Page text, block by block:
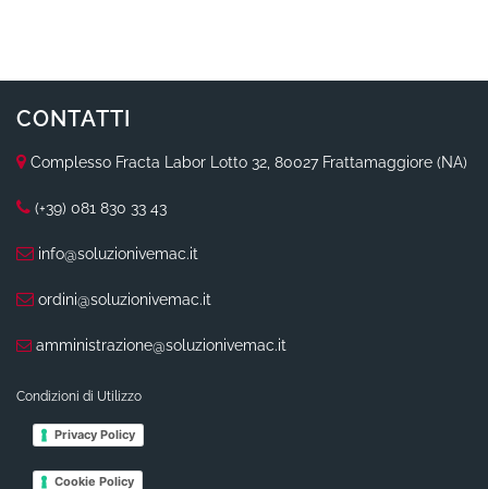
CONTATTI
Complesso Fracta Labor Lotto 32, 80027 Frattamaggiore (NA)
(+39) 081 830 33 43
info@soluzionivemac.it
ordini@soluzionivemac.it
amministrazione@soluzionivemac.it
Condizioni di Utilizzo
Privacy Policy
Cookie Policy